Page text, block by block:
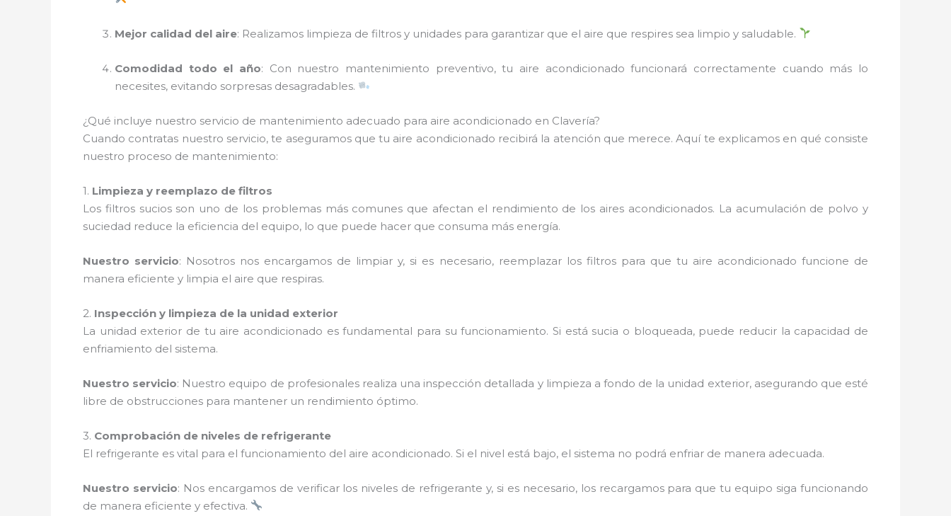
Mejor calidad del aire: Realizamos limpieza de filtros y unidades para garantizar que el aire que respires sea limpio y saludable.
Comodidad todo el año: Con nuestro mantenimiento preventivo, tu aire acondicionado funcionará correctamente cuando más lo
necesites, evitando sorpresas desagradables.
¿Qué incluye nuestro servicio de mantenimiento adecuado para aire acondicionado en Clavería?
Cuando contratas nuestro servicio, te aseguramos que tu aire acondicionado recibirá la atención que merece. Aquí te explicamos en qué consiste
nuestro proceso de mantenimiento:
1. Limpieza y reemplazo de filtros
Los filtros sucios son uno de los problemas más comunes que afectan el rendimiento de los aires acondicionados. La acumulación de polvo y
suciedad reduce la eficiencia del equipo, lo que puede hacer que consuma más energía.
Nuestro servicio: Nosotros nos encargamos de limpiar y, si es necesario, reemplazar los filtros para que tu aire acondicionado funcione de
manera eficiente y limpia el aire que respiras.
2. Inspección y limpieza de la unidad exterior
La unidad exterior de tu aire acondicionado es fundamental para su funcionamiento. Si está sucia o bloqueada, puede reducir la capacidad de
enfriamiento del sistema.
Nuestro servicio: Nuestro equipo de profesionales realiza una inspección detallada y limpieza a fondo de la unidad exterior, asegurando que esté
libre de obstrucciones para mantener un rendimiento óptimo.
3. Comprobación de niveles de refrigerante
El refrigerante es vital para el funcionamiento del aire acondicionado. Si el nivel está bajo, el sistema no podrá enfriar de manera adecuada.
Nuestro servicio: Nos encargamos de verificar los niveles de refrigerante y, si es necesario, los recargamos para que tu equipo siga funcionando
de manera eficiente y efectiva.